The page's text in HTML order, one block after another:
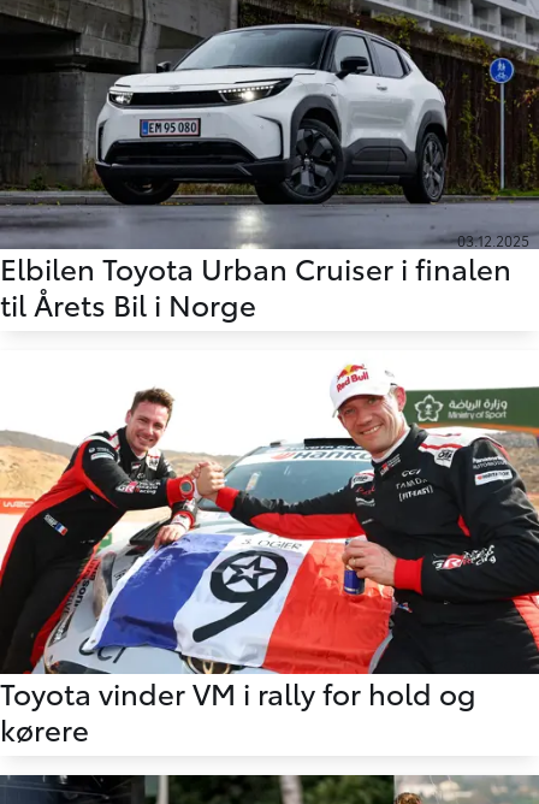
03.12.2025
Elbilen Toyota Urban Cruiser i finalen
til Årets Bil i Norge
30.11.2025
Toyota vinder VM i rally for hold og
kørere